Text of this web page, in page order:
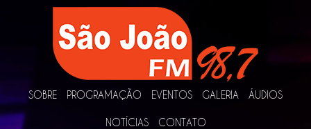
SOBRE PROGRAMAÇÃO EVENTOS GALERIA ÁUDIOS
NOTÍCIAS CONTATO